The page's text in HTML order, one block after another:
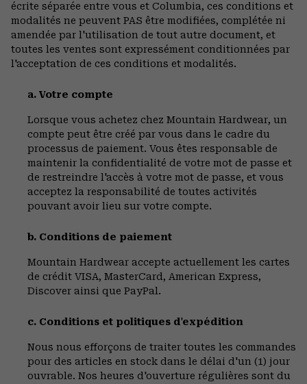
écrite séparée entre vous et Columbia, ces conditions et
modalités ne peuvent PAS être modifiées, complétée ni
amendée par l'utilisation de tout autre document, et
toutes les ventes sont expressément conditionnées par
l'acceptation de ces conditions et modalités.
a. Votre compte
Lorsque vous achetez chez Mountain Hardwear, un
compte peut être créé par vous dans le cadre du
processus de paiement. Vous êtes responsable de
maintenir la confidentialité de votre mot de passe et
de restreindre l'accès à votre mot de passe, et vous
acceptez la responsabilité de toutes activités
pouvant avoir lieu sur votre compte.
b. Conditions de paiement
Mountain Hardwear accepte actuellement les cartes
de crédit VISA, MasterCard, American Express,
Discover ainsi que PayPal.
c. Conditions et politiques d'expédition
Nous nous efforçons de traiter toutes les commandes
pour des articles en stock dans le délai d'un (1) jour
ouvrable. Nos heures d'ouverture régulières sont du